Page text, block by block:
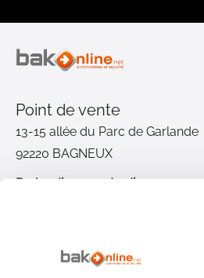
Point de vente
13-15 allée du Parc de Garlande
92220 BAGNEUX
Du lundi au vendredi
01 46 72 30 00